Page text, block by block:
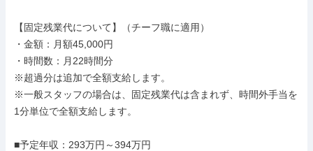
【固定残業代について】（チーフ職に適用）
・金額：月額45,000円
・時間数：月22時間分
※超過分は追加で全額支給します。
※一般スタッフの場合は、固定残業代は含まれず、時間外手当を
1分単位で全額支給します。
■予定年収：293万円～394万円